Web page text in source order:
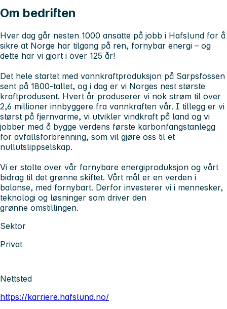
Om bedriften
Hver dag går nesten 1000 ansatte på jobb i Hafslund for å
sikre at Norge har tilgang på ren, fornybar energi – og
dette har vi gjort i over 125 år!
Det hele startet med vannkraftproduksjon på Sarpsfossen
sent på 1800-tallet, og i dag er vi Norges nest største
kraftprodusent. Hvert år produserer vi nok strøm til over
2,6 millioner innbyggere fra vannkraften vår. I tillegg er vi
størst på fjernvarme, vi utvikler vindkraft på land og vi
jobber med å bygge verdens første karbonfangstanlegg
for avfallsforbrenning, som vil gjøre oss til et
nullutslippselskap.
Vi er stolte over vår fornybare energiproduksjon og vårt
bidrag til det grønne skiftet. Vårt mål er en verden i
balanse, med fornybart. Derfor investerer vi i mennesker,
teknologi og løsninger som driver den
grønne omstillingen.
Sektor
Privat
Nettsted
https://karriere.hafslund.no/